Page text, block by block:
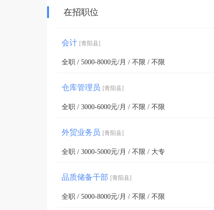
在招职位
会计 [青阳县]
全职 / 5000-8000元/月 / 不限 / 不限
仓库管理员 [青阳县]
全职 / 3000-6000元/月 / 不限 / 不限
外贸业务员 [青阳县]
全职 / 3000-5000元/月 / 不限 / 大专
品质储备干部 [青阳县]
全职 / 5000-8000元/月 / 不限 / 不限